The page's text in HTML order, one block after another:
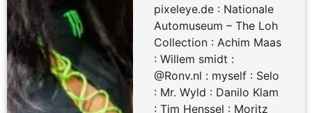
pixeleye.de : Nationale
Automuseum – The Loh
Collection : Achim Maas
: Willem smidt :
@Ronv.nl : myself : Selo
: Mr. Wyld : Danilo Klam
: Tim Henssel : Moritz